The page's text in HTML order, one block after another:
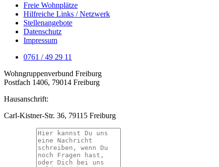
Freie Wohnplätze
Hilfreiche Links / Netzwerk
Stellenangebote
Datenschutz
Impressum
0761 / 49 29 11
Wohngruppenverbund Freiburg
Postfach 1406, 79014 Freiburg
Hausanschrift:
Carl-Kistner-Str. 36, 79115 Freiburg